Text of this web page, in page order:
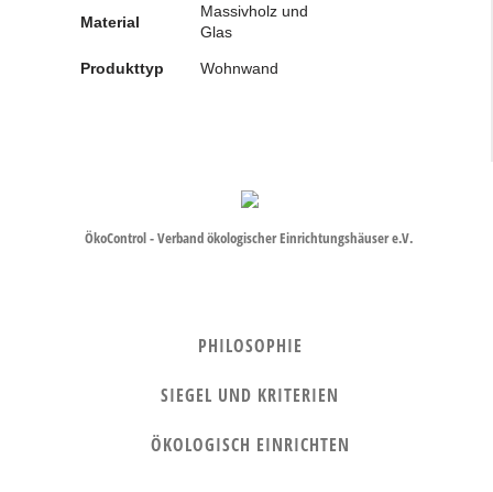
Material
Massivholz und
Glas
Produkttyp Wohnwand
ÖkoControl - Verband ökologischer Einrichtungshäuser e.V.
PHILOSOPHIE
SIEGEL UND KRITERIEN
ÖKOLOGISCH EINRICHTEN